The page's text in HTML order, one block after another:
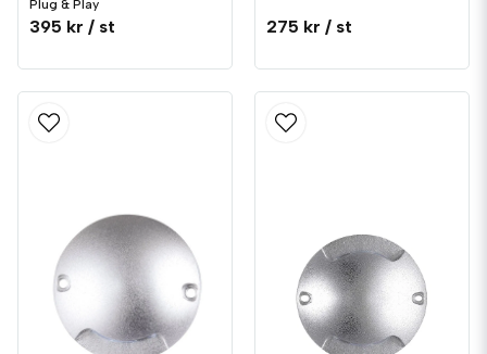
Plug & Play
395 kr / st 275 kr / st